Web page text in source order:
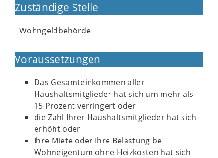
Zuständige Stelle
Wohngeldbehörde
Voraussetzungen
Das Gesamteinkommen aller
Haushaltsmitglieder hat sich um mehr als
15 Prozent verringert oder
die Zahl Ihrer Haushaltsmitglieder hat sich
erhöht oder
Ihre Miete oder Ihre Belastung bei
Wohneigentum ohne Heizkosten hat sich